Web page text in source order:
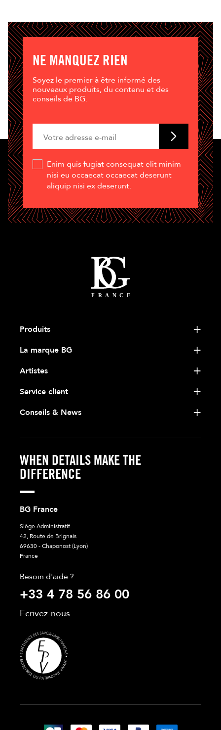
NE MANQUEZ RIEN
Soyez le premier à être informé des
nouveaux produits, du contenu et des
conseils de BG.
Enim quis fugiat consequat elit minim
nisi eu occaecat occaecat deserunt
aliquip nisi ex deserunt.
Produits
La marque BG
Artistes
Service client
Conseils & News
WHEN DETAILS MAKE THE
DIFFERENCE
BG France
Siège Administratif
42, Route de Brignais
69630 - Chaponost (Lyon)
France
Besoin d'aide ?
+33 4 78 56 86 00
Ecrivez-nous